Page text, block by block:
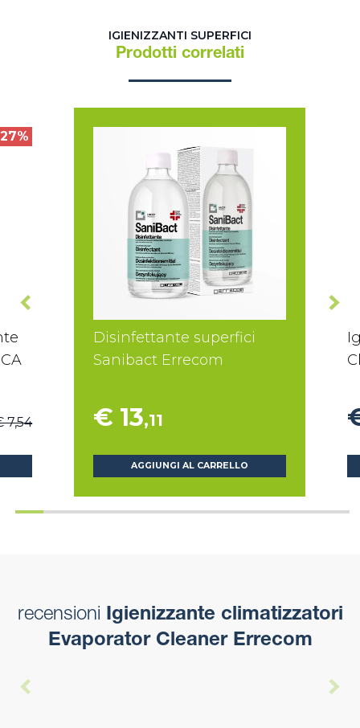
IGIENIZZANTI SUPERFICI
Prodotti correlati
27%
7,54
Disinfettante superfici
Sanibact Errecom
€ 13,11
AGGIUNGI AL CARRELLO
recensioni Igienizzante climatizzatori
Evaporator Cleaner Errecom